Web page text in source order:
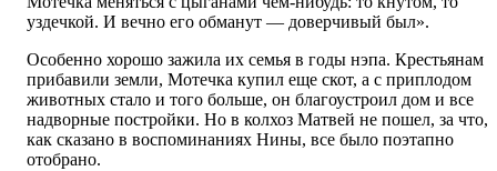
уздечкой. И вечно его обманут — доверчивый был».
Особенно хорошо зажила их семья в годы нэпа. Крестьянам
прибавили земли, Мотечка купил еще скот, а с приплодом
животных стало и того больше, он благоустроил дом и все
надворные постройки. Но в колхоз Матвей не пошел, за что,
как сказано в воспоминаниях Нины, все было поэтапно
отобрано.